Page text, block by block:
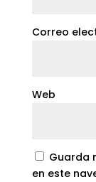
Correo
Web
Guarda
en este